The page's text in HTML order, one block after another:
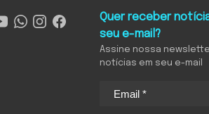
Quer receber
seu e-mail?
Assine nossa
notícias em seu e-mail